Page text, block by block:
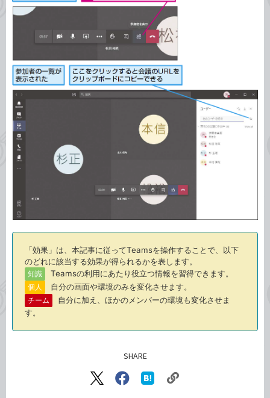
「効果」は、本記事に従ってTeamsを操作することで、以下
のどれに該当する効果が得られるかを表します。
知識 Teamsの利用にあたり役立つ情報を習得できます。
個人 自分の画面や環境のみを変化させます。
チーム
自分に加え、ほかのメンバーの環境も変化させま
す。
SHARE
X（旧
Facebook